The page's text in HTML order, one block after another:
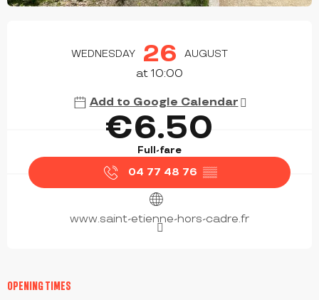
WEDNESDAY 26 AUGUST
at 10:00
Add to Google Calendar
€6.50
Full-fare
04 77 48 76 ▒▒
www.saint-etienne-hors-cadre.fr
OPENING TIMES